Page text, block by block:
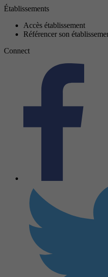
Établissements
Accès établissement
Référencer son
Connect